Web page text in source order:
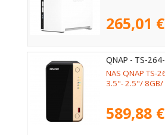
265,01 €
QNAP - TS-
NAS QNAP TS-
3.5"- 2.5"/
589,88 €